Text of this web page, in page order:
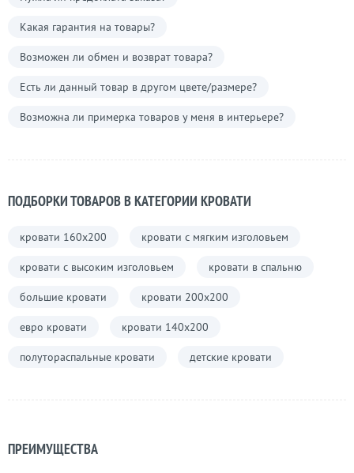
Какая гарантия на товары?
Возможен ли обмен и возврат товара?
Есть ли данный товар в другом цвете/размере?
Возможна ли примерка товаров у меня в интерьере?
ПОДБОРКИ ТОВАРОВ В КАТЕГОРИИ КРОВАТИ
кровати 160х200 кровати с мягким изголовьем
кровати с высоким изголовьем кровати в спальню
большие кровати кровати 200х200
евро кровати кровати 140х200
полутораспальные кровати детские кровати
ПРЕИМУЩЕСТВА